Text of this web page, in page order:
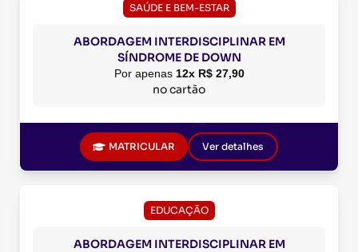
SAÚDE E BEM-ESTAR
ABORDAGEM INTERDISCIPLINAR EM
SÍNDROME DE DOWN
Por apenas 12x R$ 27,90
no cartão
MATRICULAR Ver detalhes
EDUCAÇÃO
ABORDAGEM INTERDISCIPLINAR EM